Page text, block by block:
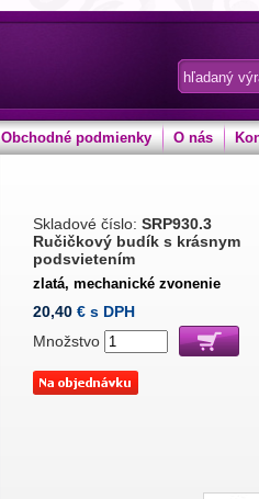
Obchodné podmienky O nás
Skladové číslo: SRP930.3
Ručičkový budík s krásnym
podsvietením
zlatá, mechanické zvonenie
20,40 € s DPH
Množstvo